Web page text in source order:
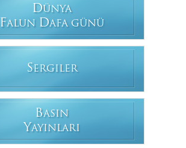
DÜNYA
FALUN DAFA GÜNÜ
SERGILER
BASIN
YAYINLARI